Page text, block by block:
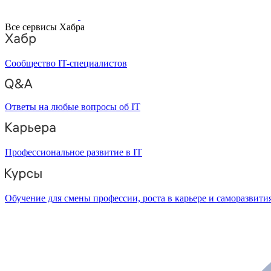
Все сервисы Хабра
Сообщество IT-специалистов
Ответы на любые вопросы об IT
Профессиональное развитие в IT
Обучение для смены профессии, роста в карьере и